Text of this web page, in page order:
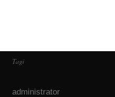
Tagi
administrator